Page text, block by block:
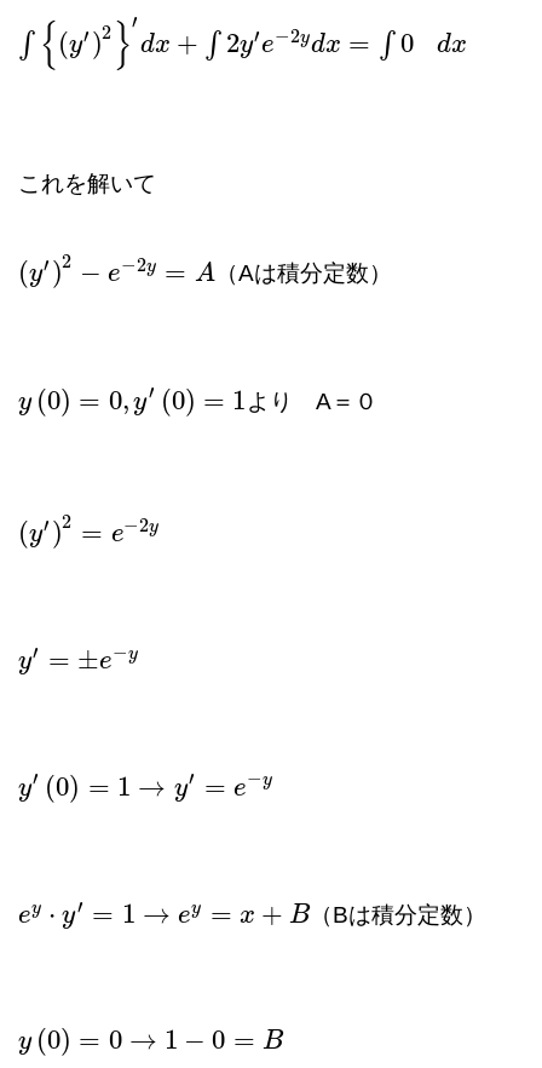
∫ { (y′ )2 }′
dx + ∫ 2y′e−2ydx = ∫ 0 dx
{ y )2}′ dx +∫ 2y′e −2 ydx=∫0 dx
これを解いて
(y′ )2 − e−2y = A
(y′) 2− e− 2y=A （Aは積分定数）
y (0) = 0, y′ (0) = 1
y( 0)= 0,y (0)=1 より A＝０
(y′ )2 = e−2y
(y′) 2= e− 2y
y′ = ±e−y
y′= ±e −y
y′ (0) = 1 → y′ = e−y
y′( 0)=1 → y′ =e− y
ey ⋅ y′ = 1 → ey = x + B
ey ⋅y′= 1→ ey =x+B （Bは積分定数）
y (0) = 0 → 1 − 0 = B
y( 0)= 0→ 1−0= B